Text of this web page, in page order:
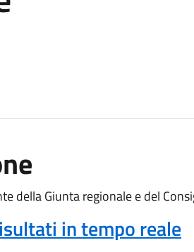
della Giunta regionale e del
in tempo reale